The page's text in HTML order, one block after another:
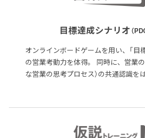
目標達成シナリオ （
オンラインボードゲームを用い、「目
の営業考動力を体得。 同時に、営業
な営業の思考プロセス）の共通認識を